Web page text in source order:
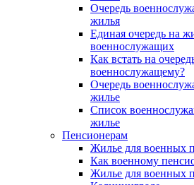
Очередь
жилья
Единая очередь на
военнослужащих
Как встать на
военнослужащему?
Очередь
жилье
Список
жилье
Пенсионерам
Жилье для военных
Как военному
Жилье для военных